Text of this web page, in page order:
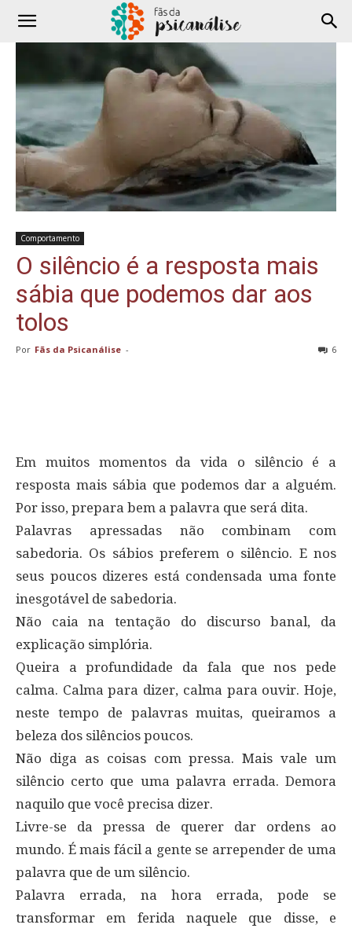
Comportamento
O silêncio é a resposta mais
sábia que podemos dar aos
tolos
Por Fãs da Psicanálise - 6
Em muitos momentos da vida o silêncio é a
resposta mais sábia que podemos dar a alguém.
Por isso, prepara bem a palavra que será dita.
Palavras apressadas não combinam com
sabedoria. Os sábios preferem o silêncio. E nos
seus poucos dizeres está condensada uma fonte
inesgotável de sabedoria.
Não caia na tentação do discurso banal, da
explicação simplória.
Queira a profundidade da fala que nos pede
calma. Calma para dizer, calma para ouvir. Hoje,
neste tempo de palavras muitas, queiramos a
beleza dos silêncios poucos.
Não diga as coisas com pressa. Mais vale um
silêncio certo que uma palavra errada. Demora
naquilo que você precisa dizer.
Livre-se da pressa de querer dar ordens ao
mundo. É mais fácil a gente se arrepender de uma
palavra que de um silêncio.
Palavra errada, na hora errada, pode se
transformar em ferida naquele que disse, e